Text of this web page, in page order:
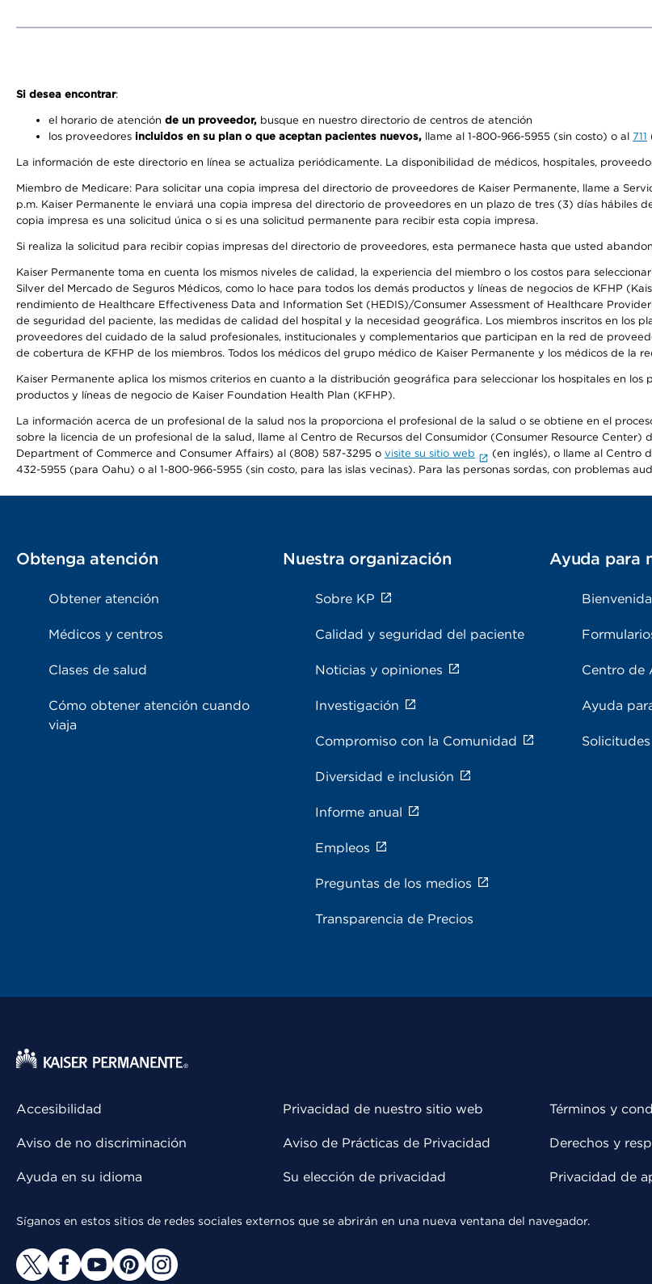
Si desea encontrar:
el horario de atención de un proveedor, busque en nuestro directorio de centros de atención
los proveedores incluidos en su plan o que aceptan pacientes nuevos, llame al 1-800-966-5955 (sin costo) o al 711
La información de este directorio en línea se actualiza periódicamente. La disponibilidad de médicos, hospitales,
Miembro de Medicare: Para solicitar una copia impresa del directorio de proveedores de Kaiser Permanente, llame a
p.m. Kaiser Permanente le enviará una copia impresa del directorio de proveedores en un plazo de tres (3) días hábiles
copia impresa es una solicitud única o si es una solicitud permanente para recibir esta copia impresa.
Si realiza la solicitud para recibir copias impresas del directorio de proveedores, esta permanece hasta que usted
Kaiser Permanente toma en cuenta los mismos niveles de calidad, la experiencia del miembro o los costos para
Silver del Mercado de Seguros Médicos, como lo hace para todos los demás productos y líneas de negocios de KFHP
rendimiento de Healthcare Effectiveness Data and Information Set (HEDIS)/Consumer Assessment of Healthcare
de seguridad del paciente, las medidas de calidad del hospital y la necesidad geográfica. Los miembros inscritos en los
proveedores del cuidado de la salud profesionales, institucionales y complementarios que participan en la red de
de cobertura de KFHP de los miembros. Todos los médicos del grupo médico de Kaiser Permanente y los médicos de la
Kaiser Permanente aplica los mismos criterios en cuanto a la distribución geográfica para seleccionar los hospitales en
productos y líneas de negocio de Kaiser Foundation Health Plan (KFHP).
La información acerca de un profesional de la salud nos la proporciona el profesional de la salud o se obtiene en el
sobre la licencia de un profesional de la salud, llame al Centro de Recursos del Consumidor (Consumer Resource
Department of Commerce and Consumer Affairs) al (808) 587-3295 o visite su sitio web
(en inglés), o llame al Centro
432-5955 (para Oahu) o al 1-800-966-5955 (sin costo, para las islas vecinas). Para las personas sordas, con problemas
Obtenga atención
Obtener atención
Médicos y centros
Clases de salud
Cómo obtener atención cuando
viaja
Nuestra organización
Sobre KP
Calidad y seguridad del paciente
Noticias y opiniones
Investigación
Compromiso con la Comunidad
Diversidad e inclusión
Informe anual
Empleos
Preguntas de los medios
Transparencia de Precios
Ayuda para
Centro de
Ayuda
Accesibilidad
Aviso de no discriminación
Ayuda en su idioma
Privacidad de nuestro sitio web
Aviso de Prácticas de Privacidad
Su elección de privacidad
Términos y
Derechos y
Privacidad de
Síganos en estos sitios de redes sociales externos que se abrirán en una nueva ventana del navegador.